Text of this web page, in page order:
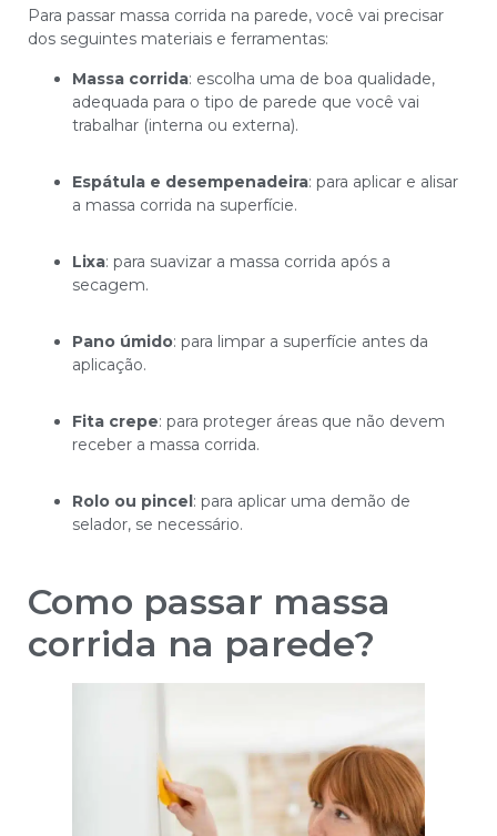
Para passar massa corrida na parede, você vai precisar
dos seguintes materiais e ferramentas:
Massa corrida: escolha uma de boa qualidade,
adequada para o tipo de parede que você vai
trabalhar (interna ou externa).
Espátula e desempenadeira: para aplicar e alisar
a massa corrida na superfície.
Lixa: para suavizar a massa corrida após a
secagem.
Pano úmido: para limpar a superfície antes da
aplicação.
Fita crepe: para proteger áreas que não devem
receber a massa corrida.
Rolo ou pincel: para aplicar uma demão de
selador, se necessário.
Como passar massa
corrida na parede?